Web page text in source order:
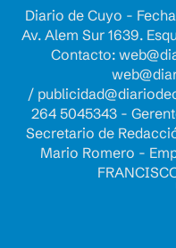
Diario de Cuyo -
Av. Alem Sur 1639.
Contacto:
/
264 5045343 -
Secretario de
Mario Romero -